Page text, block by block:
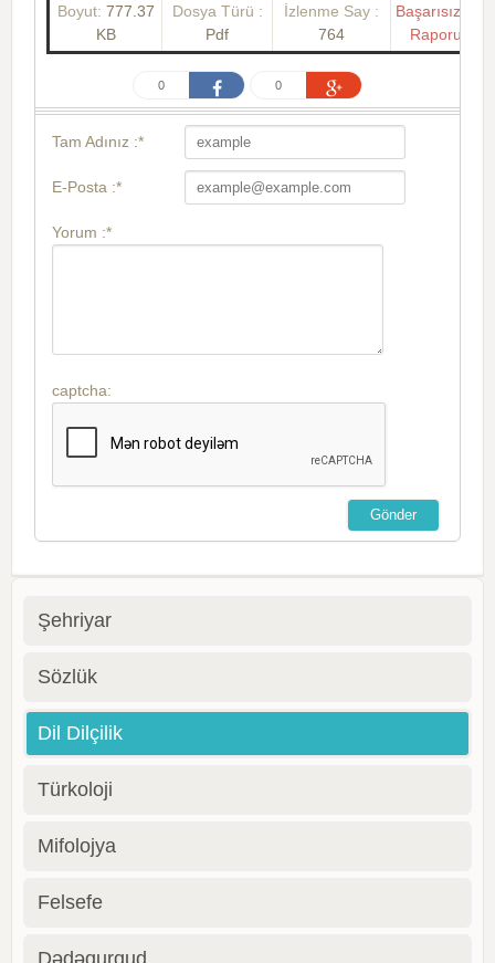
Boyut: 777.37
KB
Dosya Türü :
Pdf
İzlenme Say :
764
Başarısızlık
Raporu
0 0
Tam Adınız :*
E-Posta :*
Yorum :*
captcha:
Şehriyar
Sözlük
Dil Dilçilik
Türkoloji
Mifolojya
Felsefe
Dədəqurqud